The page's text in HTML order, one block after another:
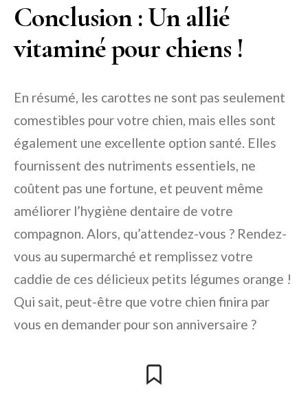
Conclusion : Un allié
vitaminé pour chiens !
En résumé, les carottes ne sont pas seulement
comestibles pour votre chien, mais elles sont
également une excellente option santé. Elles
fournissent des nutriments essentiels, ne
coûtent pas une fortune, et peuvent même
améliorer l’hygiène dentaire de votre
compagnon. Alors, qu’attendez-vous ? Rendez-
vous au supermarché et remplissez votre
caddie de ces délicieux petits légumes orange !
Qui sait, peut-être que votre chien finira par
vous en demander pour son anniversaire ?